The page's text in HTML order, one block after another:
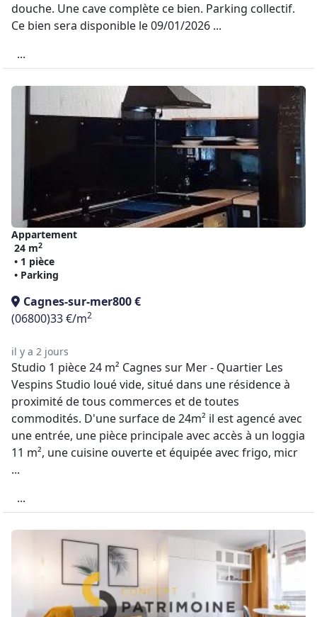
douche. Une cave complète ce bien. Parking collectif.
Ce bien sera disponible le 09/01/2026 ...
...
Appartement
24 m2
• 1 pièce
• Parking
Cagnes-sur-mer800 €
(06800)33 €/m2
il y a 2 jours
Studio 1 pièce 24 m² Cagnes sur Mer - Quartier Les
Vespins Studio loué vide, situé dans une résidence à
proximité de tous commerces et de toutes
commodités. D'une surface de 24m² il est agencé avec
une entrée, une pièce principale avec accès à un loggia
11 m², une cuisine ouverte et équipée avec frigo, micr
...
...